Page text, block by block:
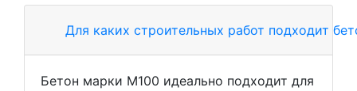
Для каких строительных работ подходит
Бетон марки М100 идеально подходит для